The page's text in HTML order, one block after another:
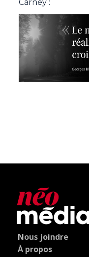
Carney :
Nous joindre
À propos